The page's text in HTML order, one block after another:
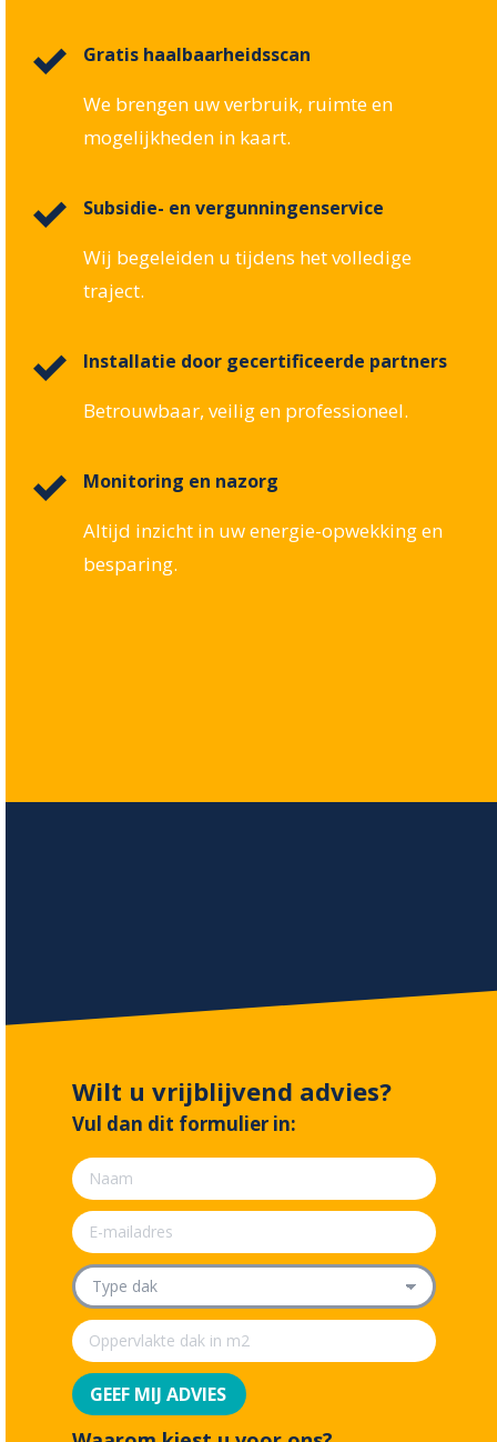
Gratis haalbaarheidsscan
We brengen uw verbruik, ruimte en
mogelijkheden in kaart.
Subsidie- en vergunningenservice
Wij begeleiden u tijdens het volledige
traject.
Installatie door gecertificeerde partners
Betrouwbaar, veilig en professioneel.
Monitoring en nazorg
Altijd inzicht in uw energie-opwekking en
besparing.
Wilt u vrijblijvend advies?
Vul dan dit formulier in: